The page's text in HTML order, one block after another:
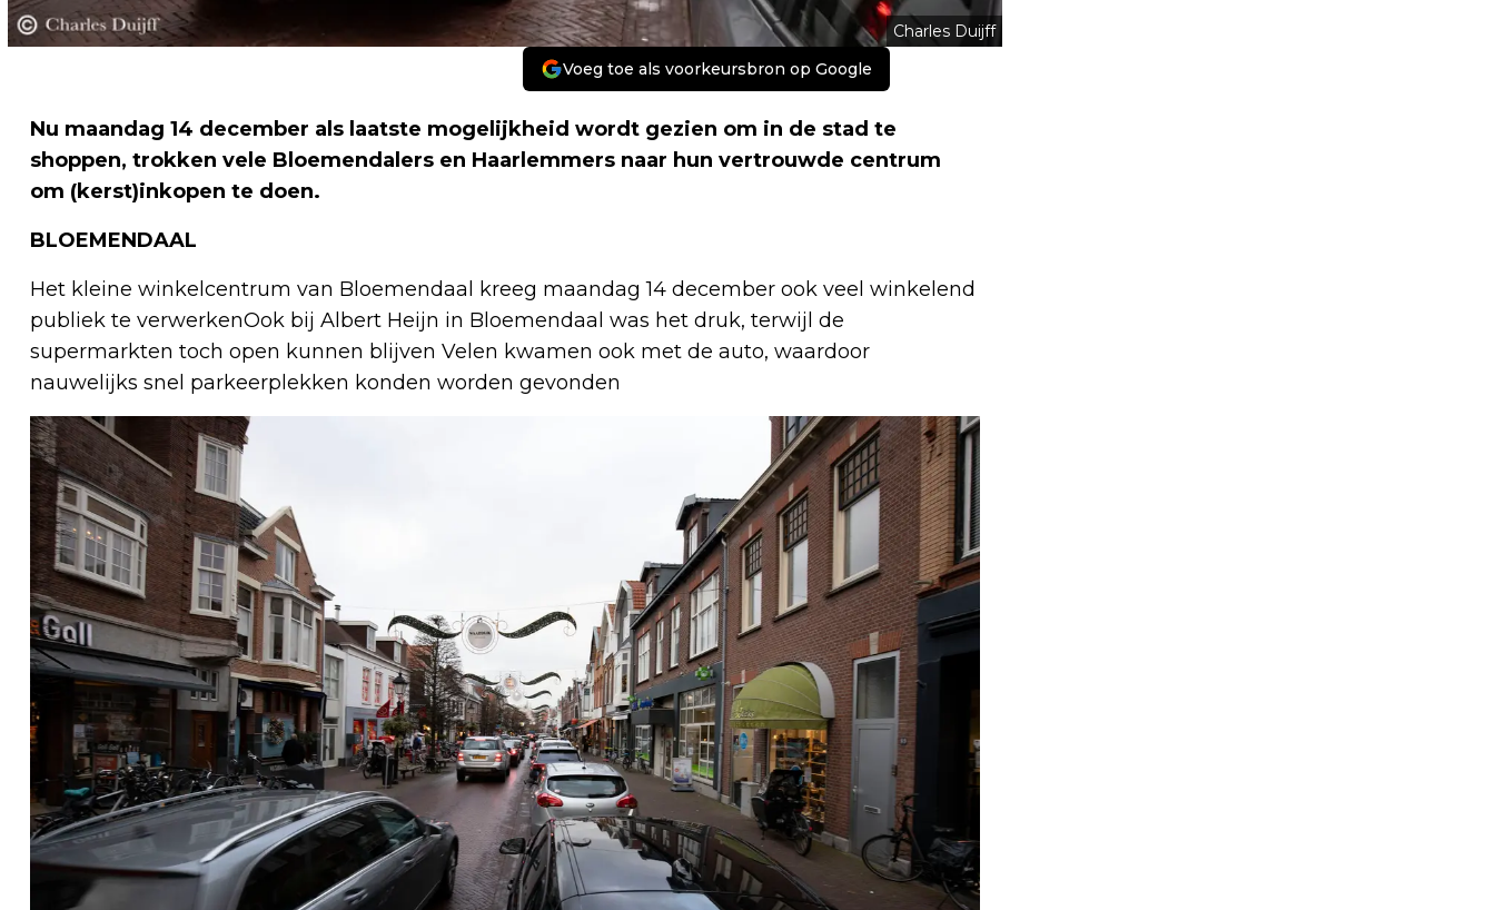
Charles Duijff
Voeg toe als voorkeursbron op Google
Nu maandag 14 december als laatste mogelijkheid wordt gezien om in de stad te
shoppen, trokken vele Bloemendalers en Haarlemmers naar hun vertrouwde centrum
om (kerst)inkopen te doen.
BLOEMENDAAL
Het kleine winkelcentrum van Bloemendaal kreeg maandag 14 december ook veel winkelend
publiek te verwerkenOok bij Albert Heijn in Bloemendaal was het druk, terwijl de
supermarkten toch open kunnen blijven Velen kwamen ook met de auto, waardoor
nauwelijks snel parkeerplekken konden worden gevonden